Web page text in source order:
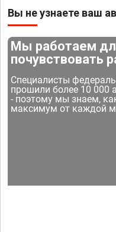
Вы не узнаете ваш
Мы работаем
почувствовать
Специалисты
прошили более 10 000
- поэтому мы знаем,
максимум от каждой